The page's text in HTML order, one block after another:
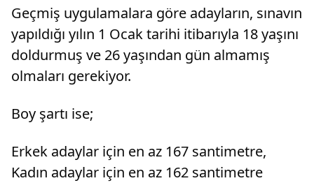
Geçmiş uygulamalara göre adayların, sınavın
yapıldığı yılın 1 Ocak tarihi itibarıyla 18 yaşını
doldurmuş ve 26 yaşından gün almamış
olmaları gerekiyor.
Boy şartı ise;
Erkek adaylar için en az 167 santimetre,
Kadın adaylar için en az 162 santimetre